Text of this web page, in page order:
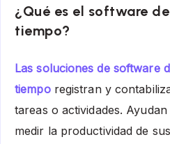
¿Qué es el software
tiempo?
Las soluciones de software
tiemporegistran y
tareas o actividades.
medir la productividad de